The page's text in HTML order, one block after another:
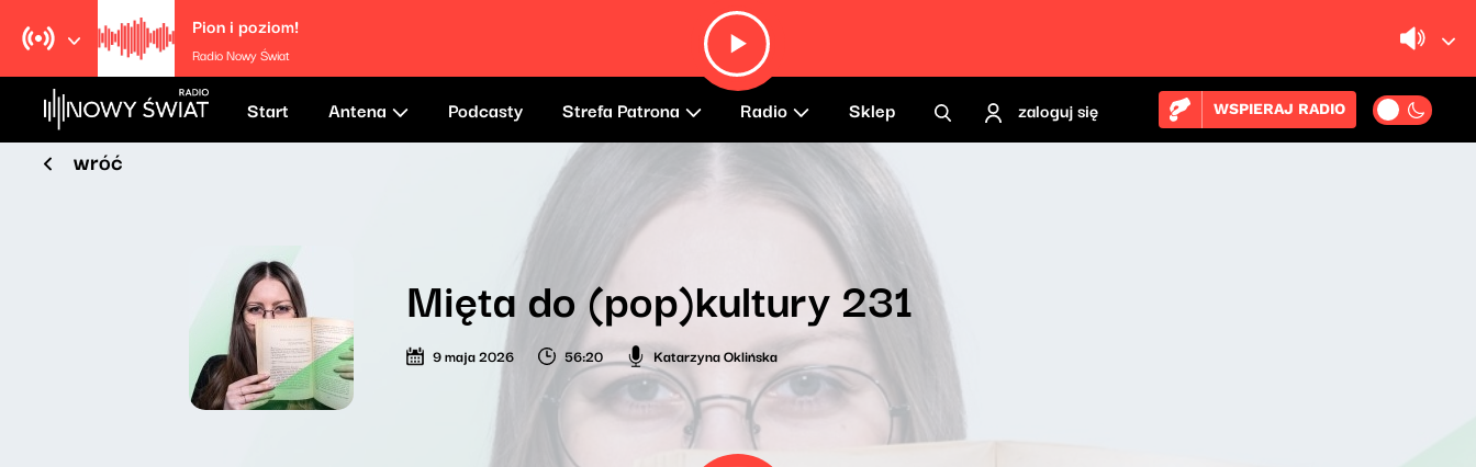
Pion i poziom!
Radio Nowy Świat
Start Antena Podcasty Strefa Patrona Radio Sklep zaloguj się WSPIERAJ RADIO
wróć
Mięta do (pop)kultury 231
9 maja 2026 56:20 Katarzyna Oklińska